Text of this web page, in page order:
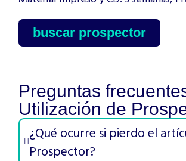
buscar prospector
Preguntas
Utilización de
¿Qué ocurre si pierdo el
Prospector?